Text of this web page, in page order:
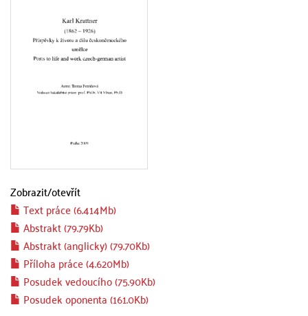
Zobrazit/otevřít
Text práce (6.414Mb)
Abstrakt (79.79Kb)
Abstrakt (anglicky) (79.70Kb)
Příloha práce (4.620Mb)
Posudek vedoucího (75.90Kb)
Posudek oponenta (161.0Kb)